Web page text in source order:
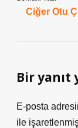
Ciğer Otu
Bir yanıt
E-posta
ile